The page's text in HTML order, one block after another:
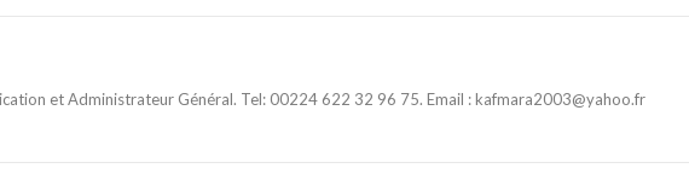
et Administrateur Général. Tel: 00224 622 32 96 75. Email : kafmara2003@yahoo.fr